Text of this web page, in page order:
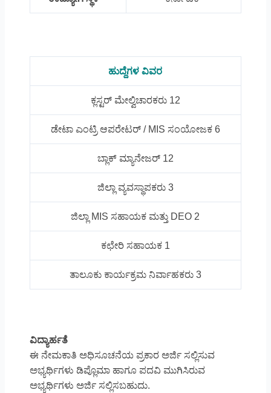
ಹುದ್ದೆಗಳ ವಿವರ
ಕ್ಲಸ್ಟರ್ ಮೇಲ್ವಿಚಾರಕರು 12
ಡೇಟಾ ಎಂಟ್ರಿ ಆಪರೇಟರ್ / MIS ಸಂಯೋಜಕ 6
ಬ್ಲಾಕ್ ಮ್ಯಾನೇಜರ್ 12
ಜಿಲ್ಲಾ ವ್ಯವಸ್ಥಾಪಕರು 3
ಜಿಲ್ಲಾ MIS ಸಹಾಯಕ ಮತ್ತು DEO 2
ಕಛೇರಿ ಸಹಾಯಕ 1
ತಾಲೂಕು ಕಾರ್ಯಕ್ರಮ ನಿರ್ವಾಹಕರು 3
ವಿದ್ಯಾರ್ಹತೆ
ಈ ನೇಮಕಾತಿ ಅಧಿಸೂಚನೆಯ ಪ್ರಕಾರ ಅರ್ಜಿ ಸಲ್ಲಿಸುವ
ಅಭ್ಯರ್ಥಿಗಳು ಡಿಪ್ಲೊಮಾ ಹಾಗೂ ಪದವಿ ಮುಗಿಸಿರುವ
ಅಭ್ಯರ್ಥಿಗಳು ಅರ್ಜಿ ಸಲ್ಲಿಸಬಹುದು.